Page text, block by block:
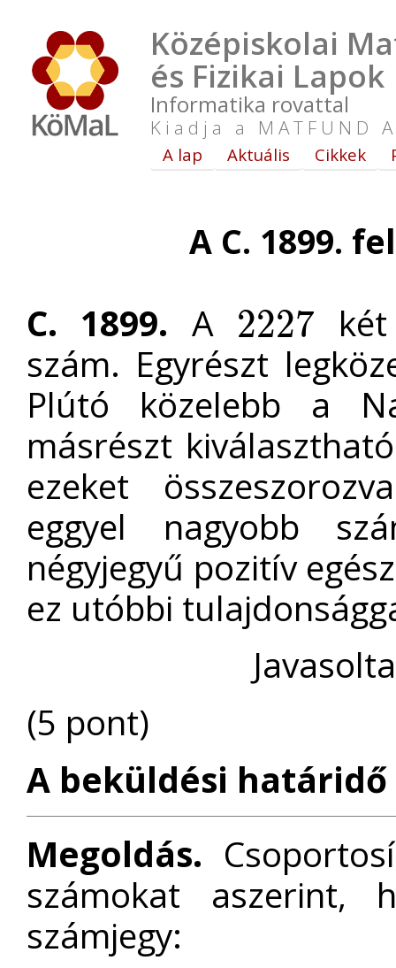
Középiskolai
és Fizikai Lapok
Informatika rovattal
Kiadja a MATFUND
A lap Aktuális Cikkek
A C. 1899.
C. 1899. A 2227
2227
szám. Egyrészt
Plútó közelebb a
másrészt
ezeket
eggyel nagyobb
négyjegyű pozitív
ez utóbbi
(5 pont)
A beküldési határidő
Megoldás.
számokat
számjegy: